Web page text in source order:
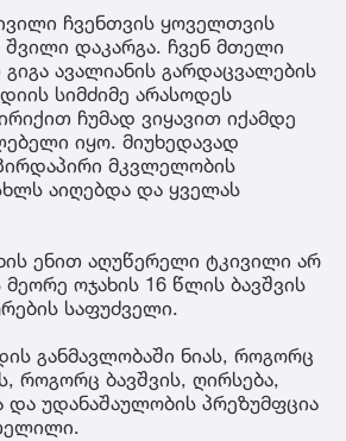
ჩვენთვის ყოველთვის
შვილი დაკარგა. ჩვენ მთელი
ავალიანის გარდაცვალების
სიმძიმე არასოდეს
ჩუმად ვიყავით იქამდე
იყო. მიუხედავად
მკვლელობის
აიღებდა და ყველას
ენით აღუწერელი ტკივილი არ
ოჯახის 16 წლის ბავშვის
საფუძველი.
განმავლობაში ნიას, როგორც
როგორც ბავშვის, ღირსება,
და უდანაშაულობის პრეზუმფცია